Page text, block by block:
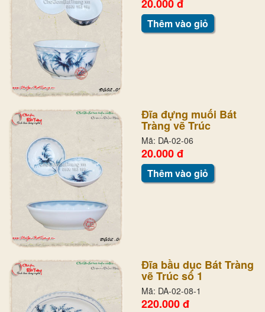
20.000 đ
Thêm vào giỏ
Đĩa đựng muối Bát
Tràng vẽ Trúc
Mã: DA-02-06
20.000 đ
Thêm vào giỏ
Đĩa bầu dục Bát Tràng
vẽ Trúc số 1
Mã: DA-02-08-1
220.000 đ